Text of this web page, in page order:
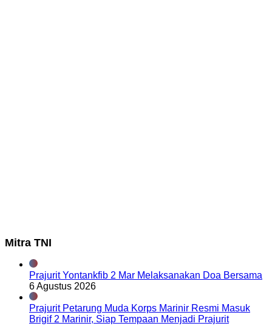
Mitra TNI
Prajurit Yontankfib 2 Mar Melaksanakan Doa Bersama
6 Agustus 2026
Prajurit Petarung Muda Korps Marinir Resmi Masuk
Brigif 2 Marinir, Siap Tempaan Menjadi Prajurit